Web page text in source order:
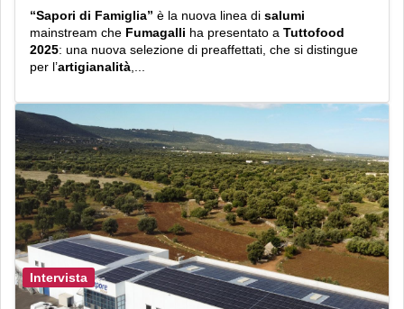
“Sapori di Famiglia” è la nuova linea di salumi
mainstream che Fumagalli ha presentato a Tuttofood
2025: una nuova selezione di preaffettati, che si distingue
per l’artigianalità
Intervista